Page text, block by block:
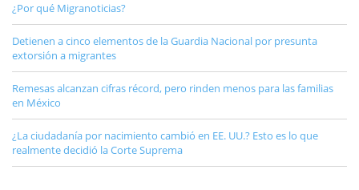
¿Por qué Migranoticias?
Detienen a cinco elementos de la Guardia Nacional por presunta
extorsión a migrantes
Remesas alcanzan cifras récord, pero rinden menos para las familias
en México
¿La ciudadanía por nacimiento cambió en EE. UU.? Esto es lo que
realmente decidió la Corte Suprema